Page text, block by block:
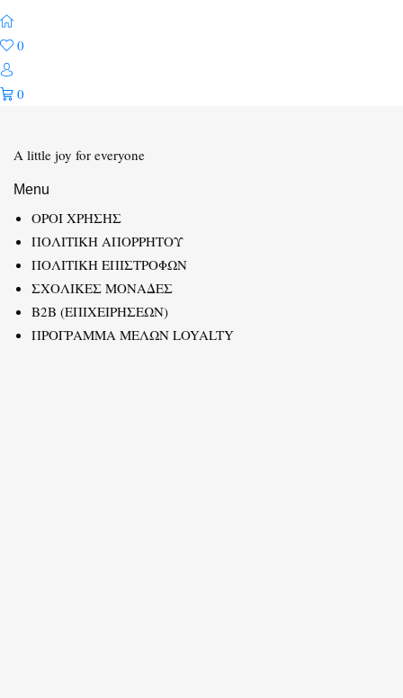
0
0
A little joy for everyone
Menu
ΟΡΟΙ ΧΡΗΣΗΣ
ΠΟΛΙΤΙΚΗ ΑΠΟΡΡΗΤΟΥ
ΠΟΛΙΤΙΚΗ ΕΠΙΣΤΡΟΦΩΝ
ΣΧΟΛΙΚΕΣ ΜΟΝΑΔΕΣ
B2B (ΕΠΙΧΕΙΡΗΣΕΩΝ)
ΠΡΟΓΡΑΜΜΑ ΜΕΛΩΝ LOYALTY